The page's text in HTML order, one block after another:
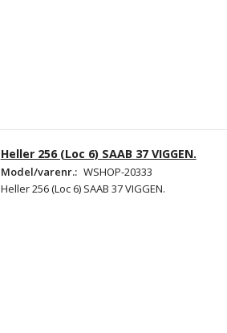
Heller 256 (Loc 6) SAAB 37 VIGGEN.
Model/varenr.: WSHOP-20333
Heller 256 (Loc 6) SAAB 37 VIGGEN.